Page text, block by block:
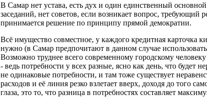
В Самар нет устава, есть дух и один единственный
заседаний, нет советов, если возникает вопрос, требующий
принимается решение по принципу прямой демократии.
Всё имущество совместное, у каждого кредитная карточка
нужно (в Самар предпочитают в данном случае
Возможно труднее всего современному городскому
- ведь потребности у всех разные, ясно как день, что будет
не одинаковые потребности, и там тоже существует
расходов и её линия резко взлетает вверх, доходя до того
глаза, это то, что разница в потребностях составляет